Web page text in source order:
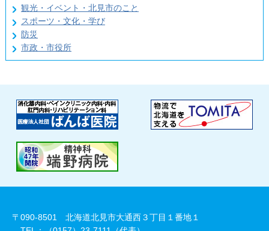
観光・イベント・北見市のこと
スポーツ・文化・学び
防災
市政・市役所
〒090-8501 北海道北見市大通西３丁目１番地１